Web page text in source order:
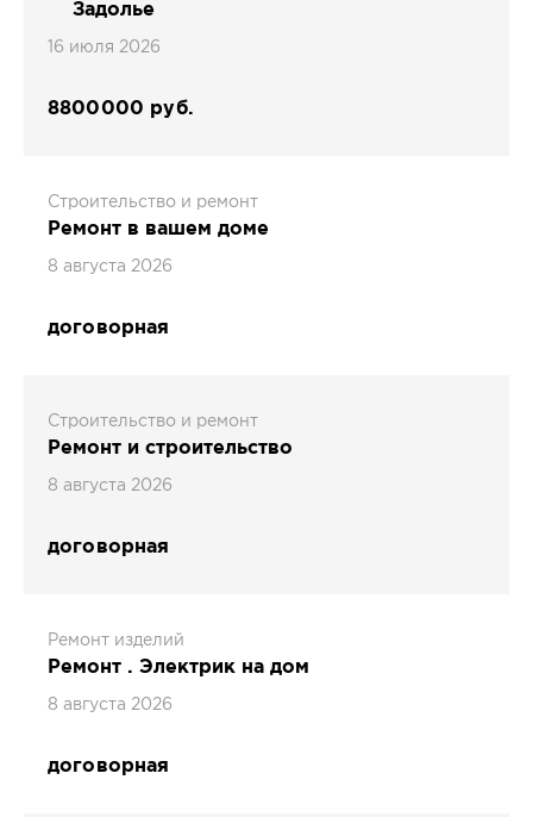
Задолье
16 июля 2026
8800000 руб.
Строительство и ремонт
Ремонт в вашем доме
8 августа 2026
договорная
Строительство и ремонт
Ремонт и строительство
8 августа 2026
договорная
Ремонт изделий
Ремонт . Электрик на дом
8 августа 2026
договорная